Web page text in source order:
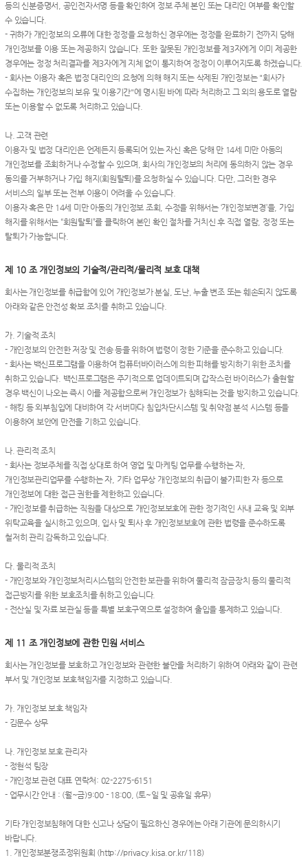
등의 신분증명서, 공인전자서명 등을 확인하여 정보 주체 본인 또는 대리인 여부를 확인할
수 있습니다.
- 귀하가 개인정보의 오류에 대한 정정을 요청하신 경우에는 정정을 완료하기 전까지 당해
개인정보를 이용 또는 제공하지 않습니다. 또한 잘못된 개인정보를 제3자에게 이미 제공한
경우에는 정정 처리결과를 제3자에게 지체 없이 통지하여 정정이 이루어지도록 하겠습니다.
- 회사는 이용자 혹은 법정 대리인의 요청에 의해 해지 또는 삭제된 개인정보는 "회사가
수집하는 개인정보의 보유 및 이용기간"에 명시된 바에 따라 처리하고 그 외의 용도로 열람
또는 이용할 수 없도록 처리하고 있습니다.
나. 고객 관련
이용자 및 법정 대리인은 언제든지 등록되어 있는 자신 혹은 당해 만 14세 미만 아동의
개인정보를 조회하거나 수정할 수 있으며, 회사의 개인정보의 처리에 동의하지 않는 경우
동의를 거부하거나 가입 해지(회원탈퇴)를 요청하실 수 있습니다. 다만, 그러한 경우
서비스의 일부 또는 전부 이용이 어려울 수 있습니다.
이용자 혹은 만 14세 미만 아동의 개인정보 조회, 수정을 위해서는 ‘개인정보변경’을, 가입
해지를 위해서는 “회원탈퇴”를 클릭하여 본인 확인 절차를 거치신 후 직접 열람, 정정 또는
탈퇴가 가능합니다.
제 10 조 개인정보의 기술적/관리적/물리적 보호 대책
회사는 개인정보를 취급함에 있어 개인정보가 분실, 도난, 누출 변조 또는 훼손되지 않도록
아래와 같은 안전성 확보 조치를 취하고 있습니다.
가. 기술적 조치
- 개인정보의 안전한 저장 및 전송 등을 위하여 법령이 정한 기준을 준수하고 있습니다.
- 회사는 백신프로그램을 이용하여 컴퓨터바이러스에 의한 피해를 방지하기 위한 조치를
취하고 있습니다. 백신프로그램은 주기적으로 업데이트되며 갑작스런 바이러스가 출현할
경우 백신이 나오는 즉시 이를 제공함으로써 개인정보가 침해되는 것을 방지하고 있습니다.
- 해킹 등 외부침입에 대비하여 각 서버마다 침입차단시스템 및 취약점 분석 시스템 등을
이용하여 보안에 만전을 기하고 있습니다.
나. 관리적 조치
- 회사는 정보주체를 직접 상대로 하여 영업 및 마케팅 업무를 수행하는 자,
개인정보관리업무를 수행하는 자, 기타 업무상 개인정보의 취급이 불가피한 자 등으로
개인정보에 대한 접근 권한을 제한하고 있습니다.
- 개인정보를 취급하는 직원을 대상으로 개인정보보호에 관한 정기적인 사내 교육 및 외부
위탁교육을 실시하고 있으며, 입사 및 퇴사 후 개인정보보호에 관한 법령을 준수하도록
철저히 관리 감독하고 있습니다.
다. 물리적 조치
- 개인정보와 개인정보처리시스템의 안전한 보관을 위하여 물리적 잠금장치 등의 물리적
접근방지를 위한 보호조치를 취하고 있습니다.
- 전산실 및 자료 보관실 등을 특별 보호구역으로 설정하여 출입을 통제하고 있습니다.
제 11 조 개인정보에 관한 민원 서비스
회사는 개인정보를 보호하고 개인정보와 관련한 불만을 처리하기 위하여 아래와 같이 관련
부서 및 개인정보 보호책임자를 지정하고 있습니다.
가. 개인정보 보호 책임자
- 김문수 상무
나. 개인정보 보호 관리자
- 정현석 팀장
- 개인정보 관련 대표 연락처: 02-2275-6151
- 업무시간 안내 : (월~금)9:00 - 18:00, (토~일 및 공휴일 휴무)
기타 개인정보침해에 대한 신고나 상담이 필요하신 경우에는 아래 기관에 문의하시기
바랍니다.
1. 개인정보분쟁조정위원회 (http://privacy.kisa.or.kr/118)